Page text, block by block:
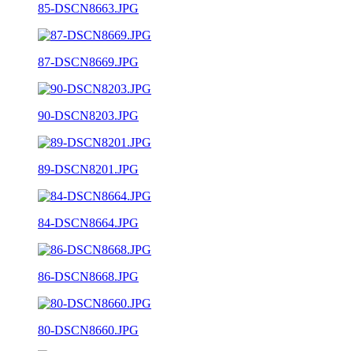
85-DSCN8663.JPG
87-DSCN8669.JPG
90-DSCN8203.JPG
89-DSCN8201.JPG
84-DSCN8664.JPG
86-DSCN8668.JPG
80-DSCN8660.JPG